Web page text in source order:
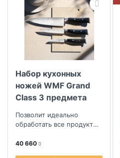
Набор кухонных
ножей WMF Grand
Class 3 предмета
Позволит идеально
обработать все продукты,
40 660